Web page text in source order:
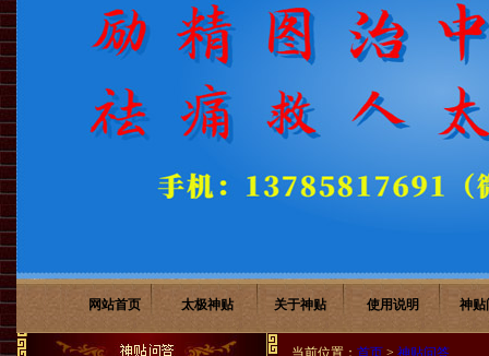
网站首页 太极神贴 关于神贴 使用说明 神贴
当前位置： 首页 > 神贴问答